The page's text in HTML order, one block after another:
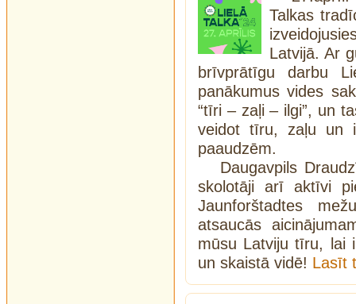
Talkas
Latvijā. Ar
brīvprātīgu darbu
panākumus vides
“tīri – zaļi – ilgi”, un
veidot tīru, zaļu un
paaudzēm.
Daugavpils
skolotāji arī aktīvi
Jaunforštadtes
atsaucās
mūsu Latviju tīru, lai
un skaistā vidē! Lasīt